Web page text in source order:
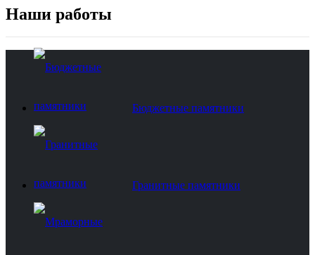
Наши работы
Бюджетные памятники
Гранитные памятники